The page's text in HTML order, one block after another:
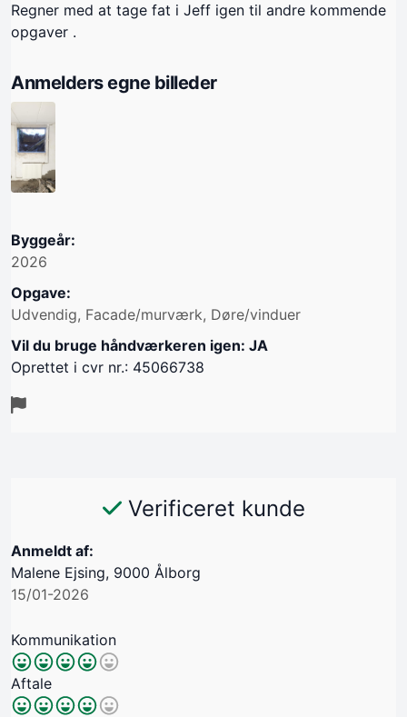
Regner med at tage fat i Jeff igen til andre kommende
opgaver .
Anmelders egne billeder
Byggeår:
2026
Opgave:
Udvendig, Facade/murværk, Døre/vinduer
Vil du bruge håndværkeren igen: JA
Oprettet i cvr nr.: 45066738
Verificeret kunde
Anmeldt af:
Malene Ejsing, 9000 Ålborg
15/01-2026
Kommunikation
Aftale